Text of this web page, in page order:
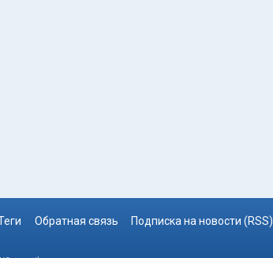
Обратная связь Подписка на новости (RSS)